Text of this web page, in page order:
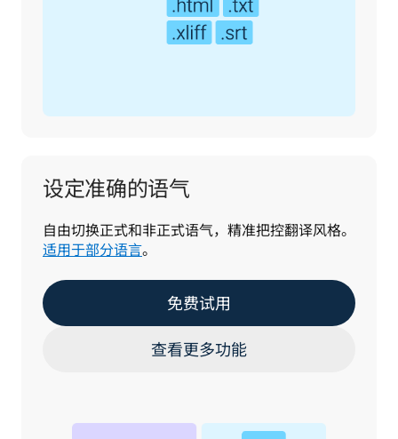
设定准确的语气
自由切换正式和非正式语气，精准把控翻译风格。
适用于部分语言。
免费试用
查看更多功能